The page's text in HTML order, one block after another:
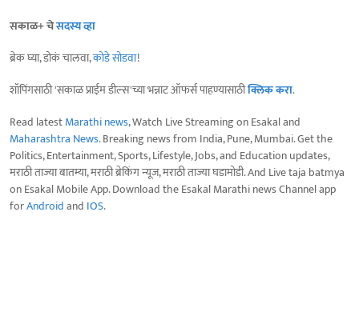
सकाळ+ चेसदस्य व्हा
ब्रेक घ्या, डोकं चालवा,कोडे सोडवा!
शॉपिंगसाठी 'सकाळ प्राईम डील्स'च्या भन्नाट ऑफर्स पाहण्यासाठीक्लिक करा.
Read latestMarathi news, Watch Live Streaming on Esakal and
Maharashtra News. Breaking news from India, Pune, Mumbai. Get the
Politics, Entertainment, Sports, Lifestyle, Jobs, and Education updates,
मराठी ताज्या बातम्या, मराठी ब्रेकिंग न्यूज, मराठी ताज्या घडामोडी. And Live taja batmya
on Esakal Mobile App. Download the Esakal Marathi news Channel app
forAndroidand IOS.